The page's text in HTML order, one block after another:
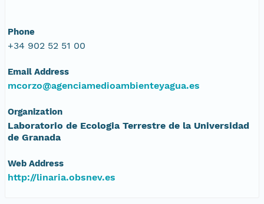
Phone
+34 902 52 51 00
Email Address
mcorzo@agenciamedioambienteyagua.es
Organization
Laboratorio de Ecologia Terrestre de la Universidad
de Granada
Web Address
http://linaria.obsnev.es